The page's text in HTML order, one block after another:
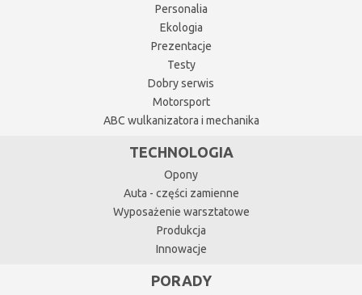
Personalia
Ekologia
Prezentacje
Testy
Dobry serwis
Motorsport
ABC wulkanizatora i mechanika
TECHNOLOGIA
Opony
Auta - części zamienne
Wyposażenie warsztatowe
Produkcja
Innowacje
PORADY